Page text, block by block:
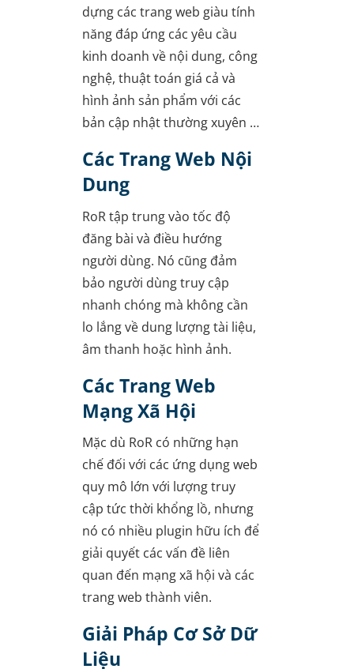
dựng các trang web giàu tính
năng đáp ứng các yêu cầu
kinh doanh về nội dung, công
nghệ, thuật toán giá cả và
hình ảnh sản phẩm với các
bản cập nhật thường xuyên …
Các Trang Web Nội
Dung
RoR tập trung vào tốc độ
đăng bài và điều hướng
người dùng. Nó cũng đảm
bảo người dùng truy cập
nhanh chóng mà không cần
lo lắng về dung lượng tài liệu,
âm thanh hoặc hình ảnh.
Các Trang Web
Mạng Xã Hội
Mặc dù RoR có những hạn
chế đối với các ứng dụng web
quy mô lớn với lượng truy
cập tức thời khổng lồ, nhưng
nó có nhiều plugin hữu ích để
giải quyết các vấn đề liên
quan đến mạng xã hội và các
trang web thành viên.
Giải Pháp Cơ Sở Dữ
Liệu